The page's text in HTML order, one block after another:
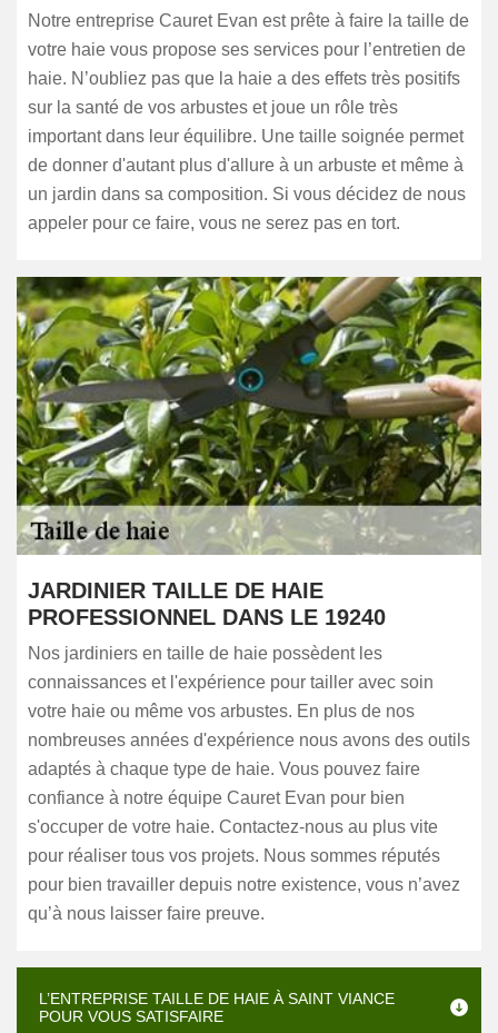
Notre entreprise Cauret Evan est prête à faire la taille de
votre haie vous propose ses services pour l’entretien de
haie. N’oubliez pas que la haie a des effets très positifs
sur la santé de vos arbustes et joue un rôle très
important dans leur équilibre. Une taille soignée permet
de donner d'autant plus d'allure à un arbuste et même à
un jardin dans sa composition. Si vous décidez de nous
appeler pour ce faire, vous ne serez pas en tort.
JARDINIER TAILLE DE HAIE
PROFESSIONNEL DANS LE 19240
Nos jardiniers en taille de haie possèdent les
connaissances et l'expérience pour tailler avec soin
votre haie ou même vos arbustes. En plus de nos
nombreuses années d'expérience nous avons des outils
adaptés à chaque type de haie. Vous pouvez faire
confiance à notre équipe Cauret Evan pour bien
s'occuper de votre haie. Contactez-nous au plus vite
pour réaliser tous vos projets. Nous sommes réputés
pour bien travailler depuis notre existence, vous n’avez
qu’à nous laisser faire preuve.
L’ENTREPRISE TAILLE DE HAIE À SAINT VIANCE
POUR VOUS SATISFAIRE